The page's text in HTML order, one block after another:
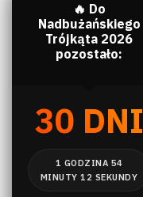
🔥 Do
Nadbużańskiego
Trójkąta 2026
pozostało:
30 DNI